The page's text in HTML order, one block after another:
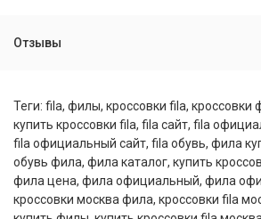
Отзывы
Теги: fila, филы, кроссовки fila, кроссовки
купить кроссовки fila, fila сайт, fila
fila официальный сайт, fila обувь, фила
обувь фила, фила каталог, купить
фила цена, фила официальный, фила
кроссовки москва фила, кроссовки fila